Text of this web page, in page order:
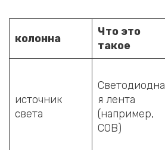
колонна
Что это
такое
источник
света
Светодиодна
я лента
(например,
COB)